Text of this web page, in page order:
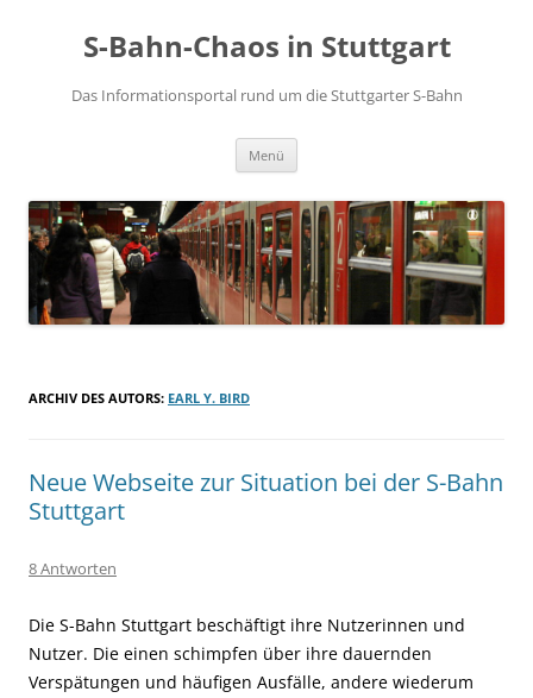
S-Bahn-Chaos in Stuttgart
Das Informationsportal rund um die Stuttgarter S-Bahn
Menü
ARCHIV DES AUTORS: EARL Y. BIRD
Neue Webseite zur Situation bei der S-Bahn
Stuttgart
8 Antworten
Die S-Bahn Stuttgart beschäftigt ihre Nutzerinnen und
Nutzer. Die einen schimpfen über ihre dauernden
Verspätungen und häufigen Ausfälle, andere wiederum